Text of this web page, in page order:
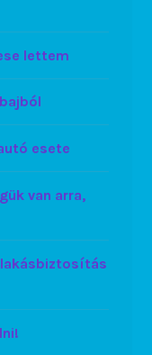
lettem
esete
van arra,
lakásbiztosítás